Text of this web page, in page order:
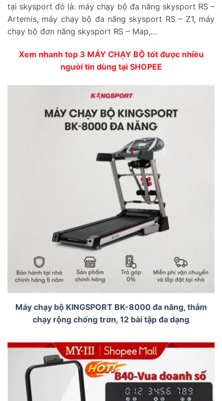
tại skysport đó là: máy chạy bộ đa năng skysport RS –
Artemis, máy chạy bộ đa năng skysport RS – Z1, máy
chạy bộ đơn năng skysport RS – Map,…
Xem nhanh top 3 MÁY CHẠY BỘ tốt được nhiều
người tin dùng tại SHOPEE
Máy chạy bộ KINGSPORT BK-8000 đa năng, thảm
chạy rộng chống trơn, 12 bài tập đa dạng